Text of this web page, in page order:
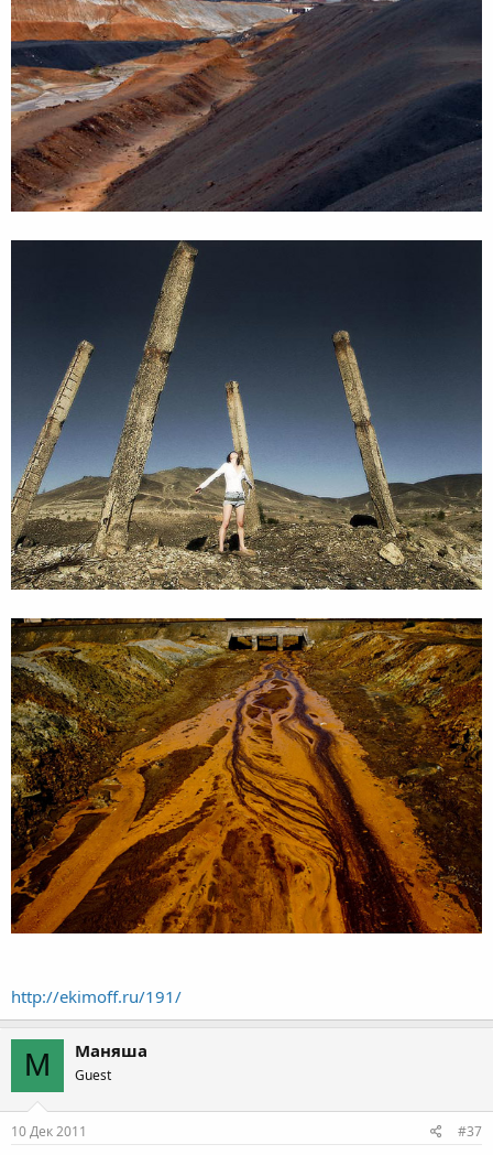
http://ekimoff.ru/191/
М Маняша
Guest
10 Дек 2011 #37